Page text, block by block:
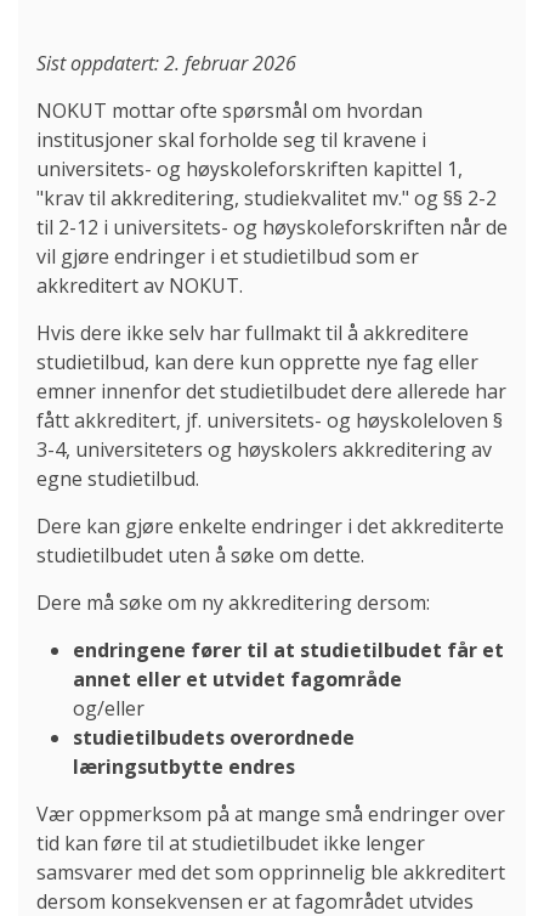
Sist oppdatert: 2. februar 2026
NOKUT mottar ofte spørsmål om hvordan
institusjoner skal forholde seg til kravene i
universitets- og høyskoleforskriften kapittel 1,
"krav til akkreditering, studiekvalitet mv." og §§ 2-2
til 2-12 i universitets- og høyskoleforskriften når de
vil gjøre endringer i et studietilbud som er
akkreditert av NOKUT.
Hvis dere ikke selv har fullmakt til å akkreditere
studietilbud, kan dere kun opprette nye fag eller
emner innenfor det studietilbudet dere allerede har
fått akkreditert, jf. universitets- og høyskoleloven §
3-4, universiteters og høyskolers akkreditering av
egne studietilbud.
Dere kan gjøre enkelte endringer i det akkrediterte
studietilbudet uten å søke om dette.
Dere må søke om ny akkreditering dersom:
endringene fører til at studietilbudet får et
annet eller et utvidet fagområde
og/eller
studietilbudets overordnede
læringsutbytte endres
Vær oppmerksom på at mange små endringer over
tid kan føre til at studietilbudet ikke lenger
samsvarer med det som opprinnelig ble akkreditert
dersom konsekvensen er at fagområdet utvides